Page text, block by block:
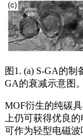
图1. (a) S-GA的制
GA的衰减示意图
MOF衍生的纯碳
上仍可获得优良
可作为轻型电磁